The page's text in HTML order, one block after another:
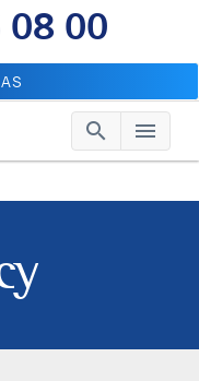
08 00
search menu